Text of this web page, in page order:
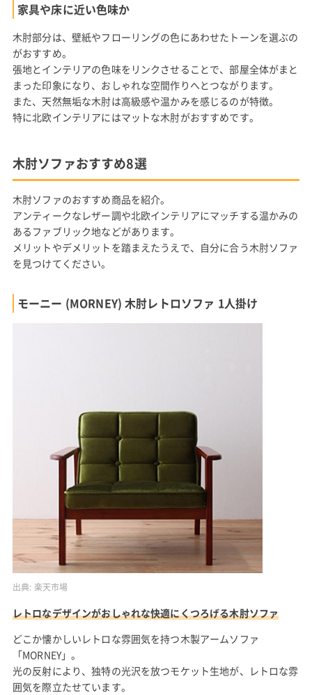
家具や床に近い色味か
木肘部分は、壁紙やフローリングの色にあわせたトーンを選ぶの
がおすすめ。
張地とインテリアの色味をリンクさせることで、部屋全体がまと
まった印象になり、おしゃれな空間作りへとつながります。
また、天然無垢な木肘は高級感や温かみを感じるのが特徴。
特に北欧インテリアにはマットな木肘がおすすめです。
木肘ソファおすすめ8選
木肘ソファのおすすめ商品を紹介。
アンティークなレザー調や北欧インテリアにマッチする温かみの
あるファブリック地などがあります。
メリットやデメリットを踏まえたうえで、自分に合う木肘ソファ
を見つけてください。
モーニー (MORNEY) 木肘レトロソファ 1人掛け
出典: 楽天市場
レトロなデザインがおしゃれな快適にくつろげる木肘ソファ
どこか懐かしいレトロな雰囲気を持つ木製アームソファ
「MORNEY」。
光の反射により、独特の光沢を放つモケット生地が、レトロな雰
囲気を際立たせています。